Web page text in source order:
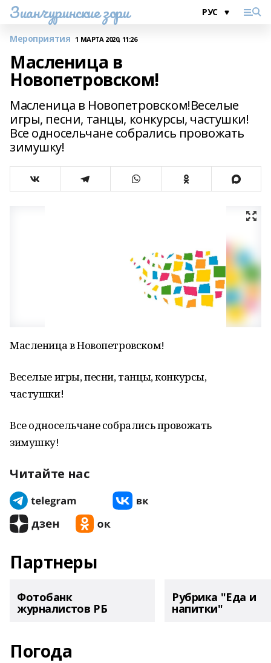
Зианчуринские зори
Мероприятия 1 МАРТА 2020, 11:26
Масленица в
Новопетровском!
Масленица в Новопетровском!Веселые
игры, песни, танцы, конкурсы, частушки!
Все односельчане собрались провожать
зимушку!
Масленица в Новопетровском!
Веселые игры, песни, танцы, конкурсы,
частушки!
Все односельчане собрались провожать
зимушку!
Читайте нас
Партнеры
Фотобанк
журналистов РБ
Рубрика "Еда и
напитки"
Погода